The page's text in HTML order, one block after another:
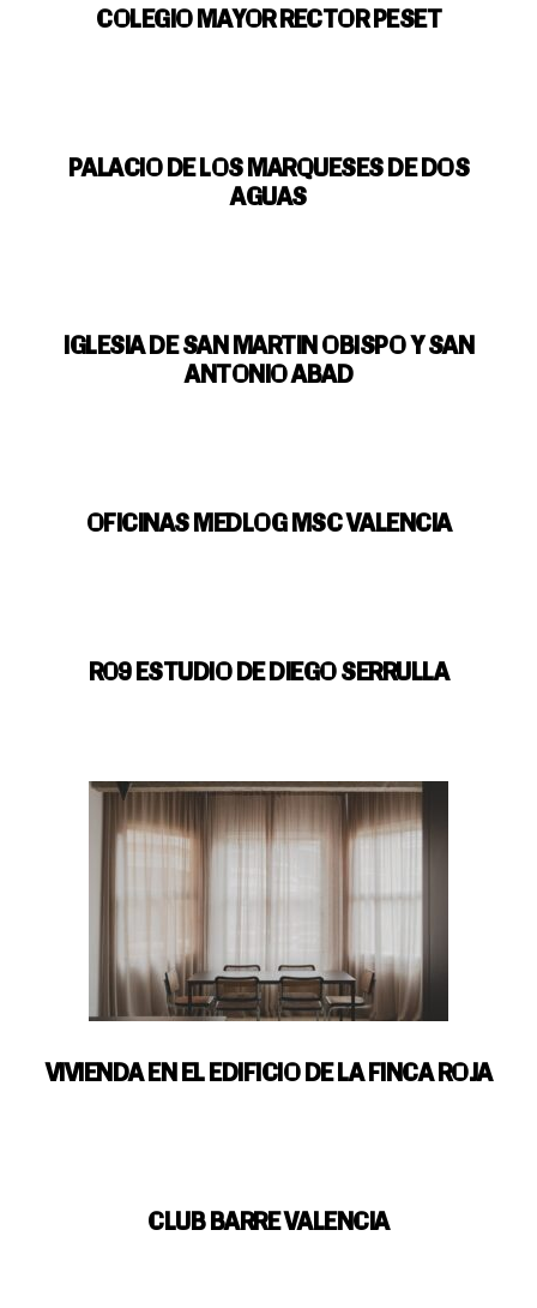
COLEGIO MAYOR RECTOR PESET
PALACIO DE LOS MARQUESES DE DOS
AGUAS
IGLESIA DE SAN MARTIN OBISPO Y SAN
ANTONIO ABAD
OFICINAS MEDLOG MSC VALENCIA
R09 ESTUDIO DE DIEGO SERRULLA
VIVIENDA EN EL EDIFICIO DE LA FINCA ROJA
CLUB BARRE VALENCIA